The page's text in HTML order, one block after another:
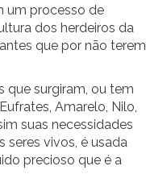
um processo de
dos herdeiros da
que por não terem
que surgiram, ou tem
Amarelo, Nilo,
suas necessidades
seres vivos, é usada
precioso que é a